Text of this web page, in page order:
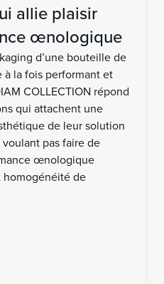
allie plaisir
œnologique
d’une bouteille de
la fois performant et
COLLECTION répond
qui attachent une
de leur solution
pas faire de
œnologique
de